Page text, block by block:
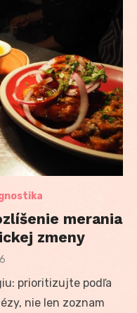
merania
zmeny
prioritizujte podľa
nie len zoznam